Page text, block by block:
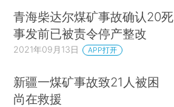
青海柴达尔煤矿事故确认20死
事发前已被责令停产整改
2021年09月13日 APP打开
新疆一煤矿事故致21人被困
尚在救援